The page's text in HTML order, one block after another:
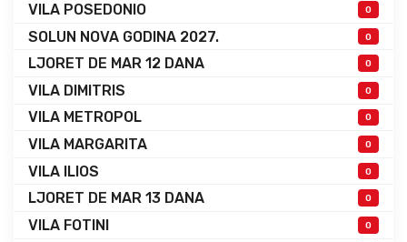
VILA POSEDONIO 0
SOLUN NOVA GODINA 2027. 0
LJORET DE MAR 12 DANA 0
VILA DIMITRIS 0
VILA METROPOL 0
VILA MARGARITA 0
VILA ILIOS 0
LJORET DE MAR 13 DANA 0
VILA FOTINI 0